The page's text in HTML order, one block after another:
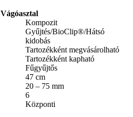
Vágóasztal
Kompozit
Gyűjtés/BioClip®/Hátsó
kidobás
Tartozékként megvásárolható
Tartozékként kapható
Fűgyűjtős
47 cm
20 – 75 mm
6
Központi